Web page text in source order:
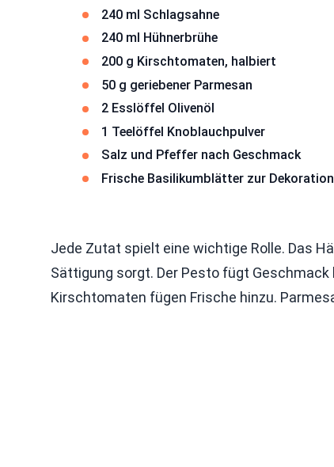
240 ml Schlagsahne
240 ml Hühnerbrühe
200 g Kirschtomaten, halbiert
50 g geriebener Parmesan
2 Esslöffel Olivenöl
1 Teelöffel Knoblauchpulver
Salz und Pfeffer nach Geschmack
Frische Basilikumblätter zur Dekoration
Jede Zutat spielt eine wichtige Rolle. Das
Sättigung sorgt. Der Pesto fügt
Kirschtomaten fügen Frische hinzu.